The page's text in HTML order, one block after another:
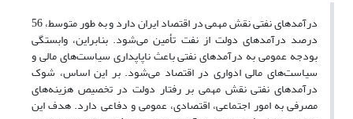
درآمدهای نفتی نقش مهمی در اقتصاد ایران دارد و به طور متوسط، 56
درصد درآمدهای دولت از نفت تأمین می‌شود. بنابراین، وابستگی
بودجه عمومی به درآمدهای نفتی باعث ناپاپداری سیاست‌های مالی و
سیاست‌های مالی ادواری در اقتصاد می‌شود. بر این اساس، شوک
درآمدهای نفتی نقش مهمی بر رفتار دولت در تخصیص هزینه‌های
مصرفی به امور اجتماعی، اقتصادی، عمومی و دفاعی دارد. هدف این